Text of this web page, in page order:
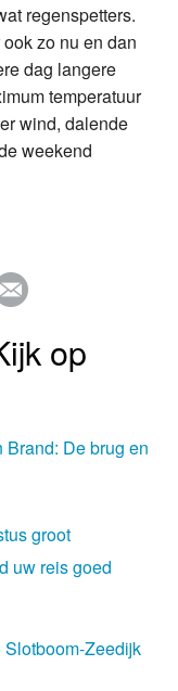
regenspetters.
zo nu en dan
dag langere
temperatuur
wind, dalende
weekend
op
De brug en
groot
uw reis goed
Zeedijk